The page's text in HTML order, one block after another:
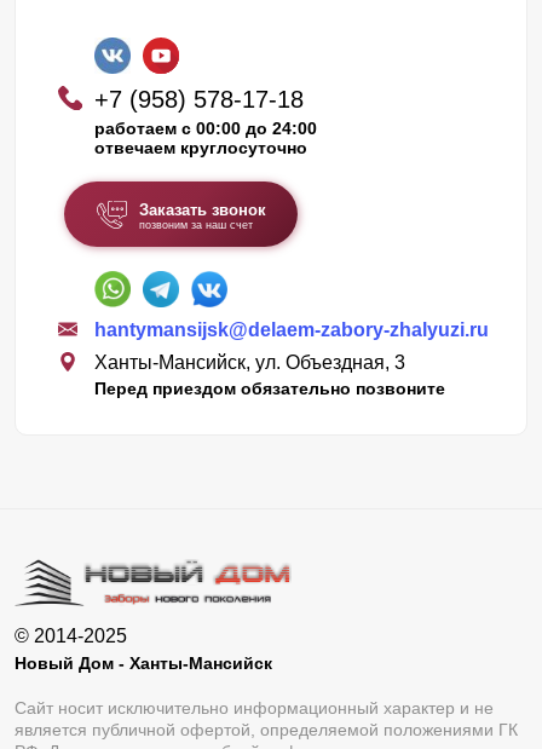
+7 (958) 578-17-18
работаем с 00:00 до 24:00
отвечаем круглосуточно
Заказать звонок
позвоним за наш счет
hantymansijsk@delaem-zabory-zhalyuzi.ru
Ханты-Мансийск, ул. Объездная, 3
Перед приездом обязательно позвоните
© 2014-2025
Новый Дом - Ханты-Мансийск
Сайт носит исключительно информационный характер и не
является публичной офертой, определяемой положениями ГК